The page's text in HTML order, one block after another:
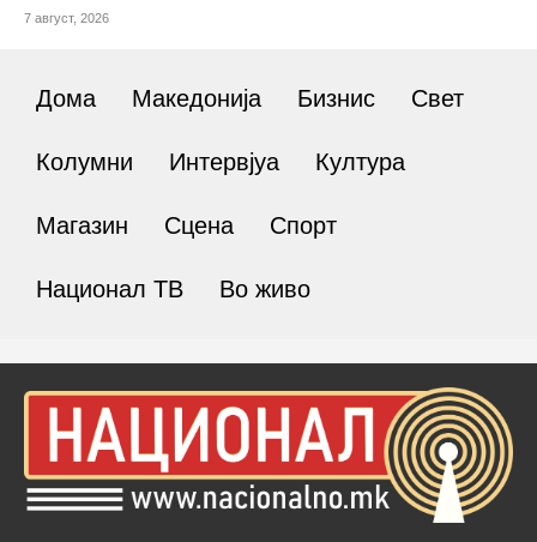
7 август, 2026
Дома Македонија Бизнис Свет
Колумни Интервјуа Култура
Магазин Сцена Спорт
Национал ТВ Во живо